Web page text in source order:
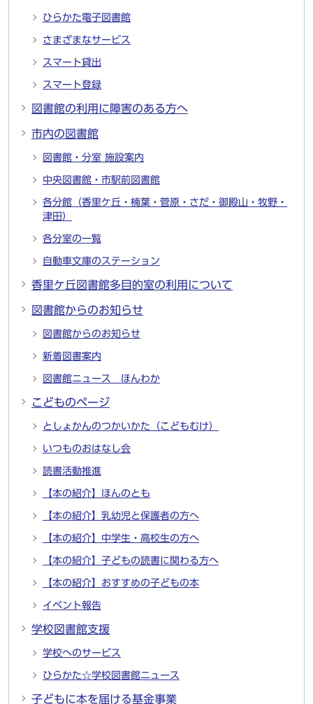
ひらかた電子図書館
さまざまなサービス
スマート貸出
スマート登録
図書館の利用に障害のある方へ
市内の図書館
図書館・分室 施設案内
中央図書館・市駅前図書館
各分館（香里ケ丘・楠葉・菅原・さだ・御殿山・牧野・
津田）
各分室の一覧
自動車文庫のステーション
香里ケ丘図書館多目的室の利用について
図書館からのお知らせ
図書館からのお知らせ
新着図書案内
図書館ニュース ほんわか
こどものページ
としょかんのつかいかた（こどもむけ）
いつものおはなし会
読書活動推進
【本の紹介】ほんのとも
【本の紹介】乳幼児と保護者の方へ
【本の紹介】中学生・高校生の方へ
【本の紹介】子どもの読書に関わる方へ
【本の紹介】おすすめの子どもの本
イベント報告
学校図書館支援
学校へのサービス
ひらかた☆学校図書館ニュース
子どもに本を届ける基金事業